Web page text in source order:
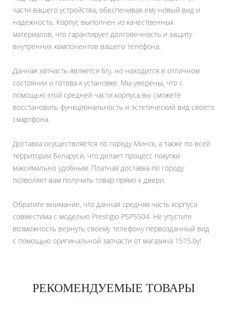
части вашего устройства, обеспечивая ему новый вид и
надежность. Корпус выполнен из качественных
материалов, что гарантирует долговечность и защиту
внутренних компонентов вашего телефона.
Данная запчасть является б/у, но находится в отличном
состоянии и готова к установке. Мы уверены, что с
помощью этой средней части корпуса вы сможете
восстановить функциональность и эстетический вид своего
смартфона.
Доставка осуществляется по городу Минск, а также по всей
территории Беларуси, что делает процесс покупки
максимально удобным. Платная доставка по городу
позволяет вам получить товар прямо к двери.
Обратите внимание, что данная средняя часть корпуса
совместима с моделью Prestigio PSP5504. Не упустите
возможность вернуть своему телефону первозданный вид
с помощью оригинальной запчасти от магазина 1515.by!
РЕКОМЕНДУЕМЫЕ ТОВАРЫ